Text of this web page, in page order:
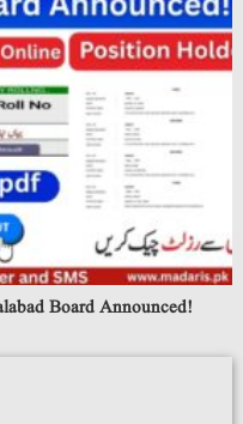
Board Announced!